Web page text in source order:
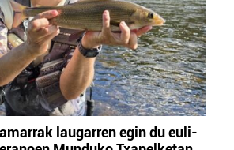
laugarren egin du euli-